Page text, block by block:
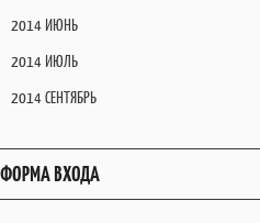
2014 ИЮНЬ
2014 ИЮЛЬ
2014 СЕНТЯБРЬ
ФОРМА ВХОДА